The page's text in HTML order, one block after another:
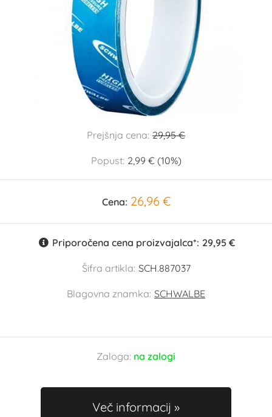
Prejšnja cena: 29,95 €
Popust: 2,99 € (10%)
Cena: 26,96 €
Priporočena cena proizvajalca*: 29,95 €
Šifra artikla: SCH.887037
Blagovna znamka: SCHWALBE
Zaloga: na zalogi
Več informacij